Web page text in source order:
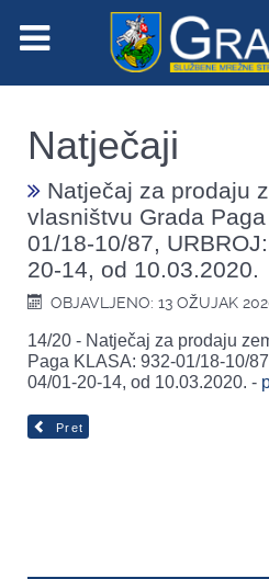
Natječaji
Natječaj za prodaju
vlasništvu Grada
01/18-10/87,
20-14, od 10.03.2020.
OBJAVLJENO: 13 OŽUJAK
14/20 - Natječaj za prodaju
Paga KLASA: 932-01/18-10/
04/01-20-14, od 10.03.2020. -
Pret